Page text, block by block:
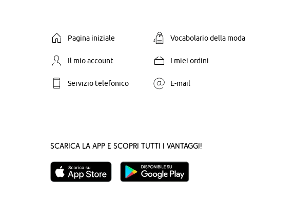
Pagina iniziale Vocabolario della moda
Il mio account I miei ordini
Servizio telefonico E-mail
Scarica la App e scopri tutti i vantaggi!